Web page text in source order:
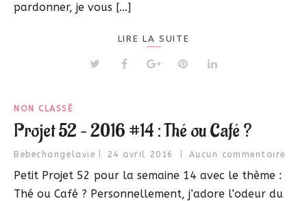
pardonner, je vous […]
LIRE LA SUITE
NON CLASSÉ
Projet 52 – 2016 #14 : Thé ou Café ?
Bebechangelavie 24 avril 2016 Aucun commentaire
Petit Projet 52 pour la semaine 14 avec le thème :
Thé ou Café ? Personnellement, j’adore l’odeur du